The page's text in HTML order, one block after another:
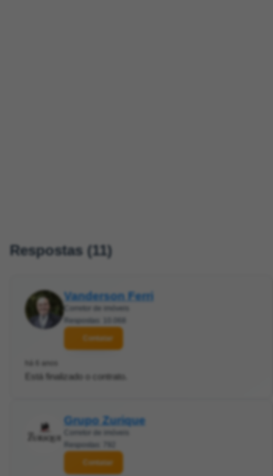
Respostas (11)
Vanderson Ferri
Corretor de imóveis
Respostas: 10.068
Contatar
há 6 anos
Está finalizado o contrato.
Grupo Zurique
Corretor de imóveis
Respostas: 792
Contatar